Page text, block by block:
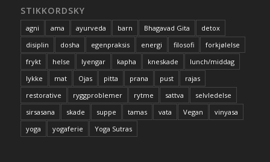
STIKKORDSKY
agni ama ayurveda barn Bhagavad Gita
detox
disiplin
dosha egenpraksis energi filosofi
forkjølelse
frykt
helse Iyengar kapha kneskade
lunch/middag
lykke
mat Ojas pitta prana pust
rajas
restorative
ryggproblemer rytme sattva
selvledelse
sirsasana
skade suppe tamas vata Vegan
vinyasa
yoga
yogaferie Yoga Sutras